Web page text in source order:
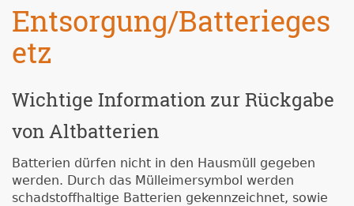
Entsorgung/Batterieges
etz
Wichtige Information zur Rückgabe
von Altbatterien
Batterien dürfen nicht in den Hausmüll gegeben
werden. Durch das Mülleimersymbol werden
schadstoffhaltige Batterien gekennzeichnet, sowie